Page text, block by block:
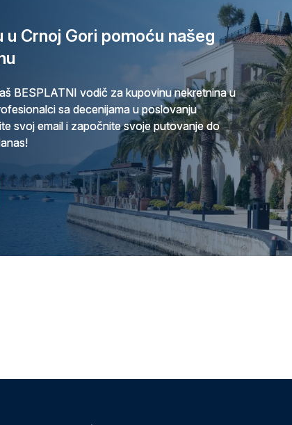
u Crnoj Gori pomoću našeg
BESPLATNI vodič za kupovinu nekretnina u
sa decenijama u poslovanju
svoj email i započnite svoje putovanje do